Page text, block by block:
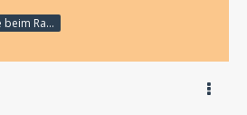
hört Hörspiele beim Rasenmähen